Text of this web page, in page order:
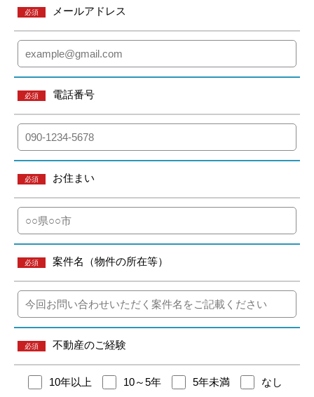
必須 メールアドレス
必須 電話番号
必須 お住まい
必須 案件名（物件の所在等）
必須 不動産のご経験
10年以上 10～5年 5年未満 なし